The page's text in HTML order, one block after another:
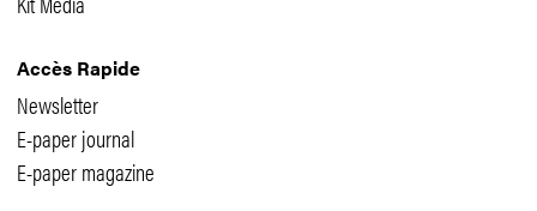
Accès Rapide
Newsletter
E-paper journal
E-paper magazine